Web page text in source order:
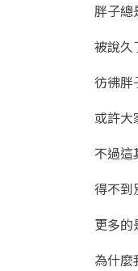
胖子總
被說久
彷彿胖
或許大
不過這
得不到
更多的
為什麼